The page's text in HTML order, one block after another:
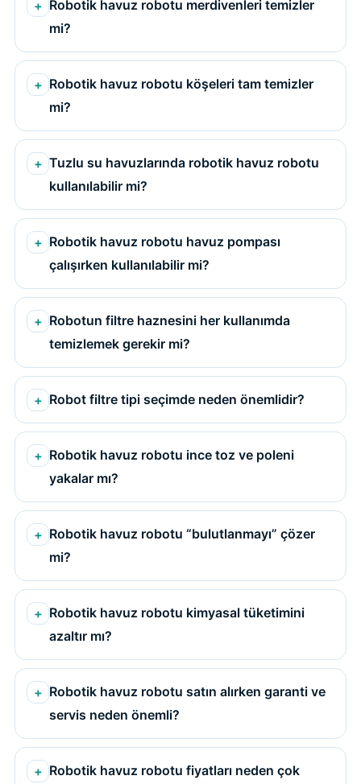
Robotik havuz robotu merdivenleri temizler
mi?
Robotik havuz robotu köşeleri tam temizler
mi?
Tuzlu su havuzlarında robotik havuz robotu
kullanılabilir mi?
Robotik havuz robotu havuz pompası
çalışırken kullanılabilir mi?
Robotun filtre haznesini her kullanımda
temizlemek gerekir mi?
Robot filtre tipi seçimde neden önemlidir?
Robotik havuz robotu ince toz ve poleni
yakalar mı?
Robotik havuz robotu “bulutlanmayı” çözer
mi?
Robotik havuz robotu kimyasal tüketimini
azaltır mı?
Robotik havuz robotu satın alırken garanti ve
servis neden önemli?
Robotik havuz robotu fiyatları neden çok